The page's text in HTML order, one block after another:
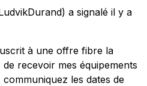
a signalé il y a
à une offre fibre la
recevoir mes équipements
communiquez les dates de